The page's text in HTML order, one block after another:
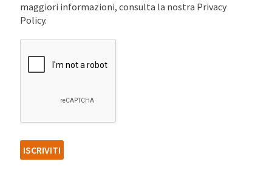
maggiori informazioni, consulta la nostra Privacy
Policy.